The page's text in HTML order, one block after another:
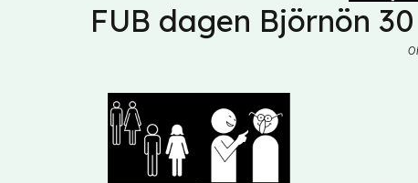
FUB dagen Björnön